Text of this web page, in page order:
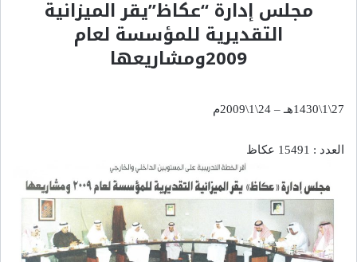
مجلس إدارة “عكاظ”يقر الميزانية
التقديرية للمؤسسة لعام
2009ومشاريعها
27\1\1430هـ – 24\1\2009م
العدد : 15491 عكاظ